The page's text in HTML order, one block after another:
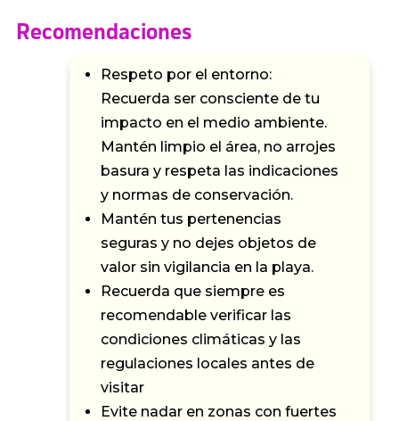
Recomendaciones
Respeto por el entorno:
Recuerda ser consciente de tu
impacto en el medio ambiente.
Mantén limpio el área, no arrojes
basura y respeta las indicaciones
y normas de conservación.
Mantén tus pertenencias
seguras y no dejes objetos de
valor sin vigilancia en la playa.
Recuerda que siempre es
recomendable verificar las
condiciones climáticas y las
regulaciones locales antes de
visitar
Evite nadar en zonas con fuertes